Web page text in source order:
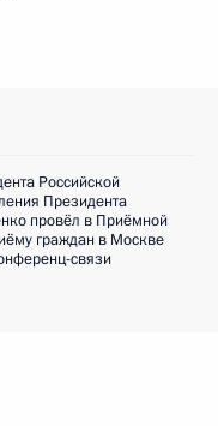
Российской
Президента
провёл в Приёмной
граждан в Москве
связи